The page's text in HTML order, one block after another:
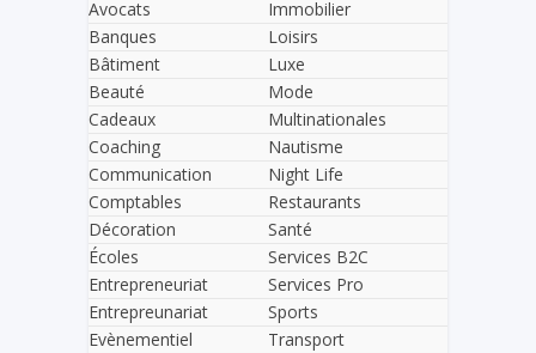
Avocats
Banques
Bâtiment
Beauté
Cadeaux
Coaching
Communication
Comptables
Décoration
Écoles
Entrepreneuriat
Entrepreunariat
Evènementiel
Immobilier
Loisirs
Luxe
Mode
Multinationales
Nautisme
Night Life
Restaurants
Santé
Services B2C
Services Pro
Sports
Transport